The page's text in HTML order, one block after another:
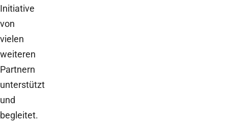
Initiative
von
vielen
weiteren
Partnern
unterstützt
und
begleitet.